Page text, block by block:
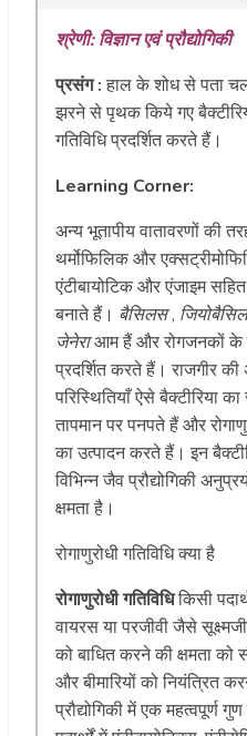
श्रेणी: विज्ञान एवं प्रौद्योगिकी
प्रसंग :हाल के शोध से पता
झरने से पृथक किये गए
गतिविधि प्रदर्शित करते हैं।
Learning Corner:
अन्य भूतापीय वातावरणों की
थर्मोफिलिक और
एंटीबायोटिक और एंजाइम
बनाते हैं। बैसिलस,
जेनेराआम हैं और रोगजनकों के
प्रदर्शित करते हैं। राजगीर
परिस्थितियाँ ऐसे बैक्टीरिया
तापमान पर पनपते हैं और
का उत्पादन करते हैं। इन
विभिन्न जैव प्रौद्योगिकी
क्षमता है।
रोगाणुरोधी गतिविधि क्या है
रोगाणुरोधी गतिविधिकिसी
वायरस या परजीवी जैसे
को बाधित करने की क्षमता
और बीमारियों को नियंत्रित
प्रौद्योगिकी में एक महत्वपूर्ण